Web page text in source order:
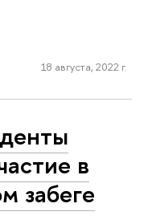
18 августа, 2022 г.
в
забеге